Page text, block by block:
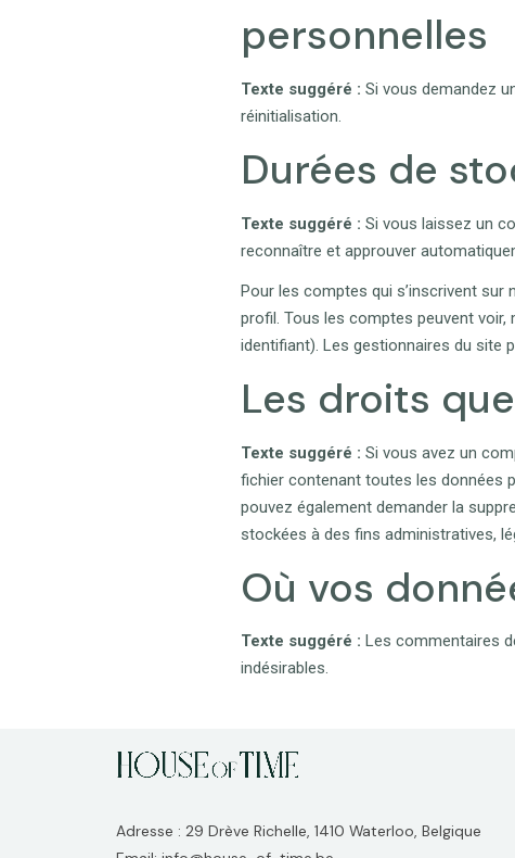
personnelles
Texte suggéré : Si vous demandez
réinitialisation.
Durées de
Texte suggéré : Si vous laissez un
reconnaître et approuver
Pour les comptes qui s’inscrivent
profil. Tous les comptes peuvent
identifiant). Les gestionnaires du site
Les droits
Texte suggéré : Si vous avez un
fichier contenant toutes les données
pouvez également demander la
stockées à des fins administratives,
Où vos
Texte suggéré : Les commentaires
indésirables.
Adresse : 29 Drève Richelle, 1410 Waterloo, Belgique